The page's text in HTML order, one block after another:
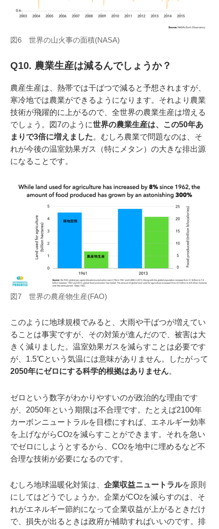
図6 世界の山火事の面積(NASA)
Q10. 農業生産は減るんでしょうか？
農産生産は、熱帯では干ばつで減ると予想されますが、
寒冷地では農業ができるようになります。それより農業
技術が飛躍的に上がるので、全世界の農業生産は増える
でしょう。図7のように世界の農業生産は、この50年あ
まりで3倍に増えました。むしろ農業で問題なのは、そ
れが今後の温室効果ガス（特にメタン）の大きな排出源
になることです。
図7 世界の農産物生産(FAO)
このように地球規模でみると、大雨や干ばつが増えてい
ることは事実ですが、その対策が進んだので、被害は大
きく減りました。温室効果ガスを減らすことは必要です
が、1.5℃という気温には意味がありません。したがって
2050年にゼロにする科学的根拠はありません。
ゼロという数字がわかりやすいのが政治的な理由です
が、2050年という期限は不合理です。たとえば2100年
カーボンニュートラルを目標にすれば、エネルギー効率
を上げながらCO2を減らすことができます。それを急い
でゼロにしようとするから、CO2を地中に埋めるなど不
合理な技術が必要になるのです。
むしろ地球温暖化対策は、 企業収益ニュートラルを原則
にしてはどうでしょうか。企業がCO2を減らすのは、そ
れがエネルギー節約になって企業収益が上がるときだけ
で、損失が出るときは政府が補助すればいいのです。排